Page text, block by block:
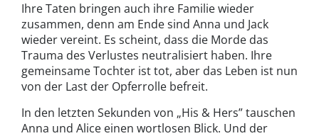
Ihre Taten bringen auch ihre Familie wieder
zusammen, denn am Ende sind Anna und Jack
wieder vereint. Es scheint, dass die Morde das
Trauma des Verlustes neutralisiert haben. Ihre
gemeinsame Tochter ist tot, aber das Leben ist nun
von der Last der Opferrolle befreit.
In den letzten Sekunden von „His & Hers” tauschen
Anna und Alice einen wortlosen Blick. Und der